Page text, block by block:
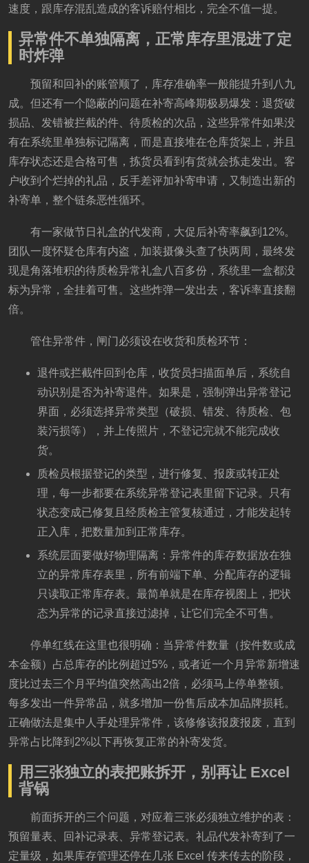
速度，跟库存混乱造成的客诉赔付相比，完全不值一提。
异常件不单独隔离，正常库存里混进了定
时炸弹
预留和回补的账管顺了，库存准确率一般能提升到八九
成。但还有一个隐蔽的问题在补寄高峰期极易爆发：退货破
损品、发错被拦截的件、待质检的次品，这些异常件如果没
有在系统里单独标记隔离，而是直接堆在仓库货架上，并且
库存状态还是合格可售，拣货员看到有货就会拣走发出。客
户收到个烂掉的礼品，反手差评加补寄申请，又制造出新的
补寄单，整个链条恶性循环。
有一家做节日礼盒的代发商，大促后补寄率飙到12%。
团队一度怀疑仓库有内盗，加装摄像头查了快两周，最终发
现是角落堆积的待质检异常礼盒八百多份，系统里一盒都没
标为异常，全挂着可售。这些炸弹一发出去，客诉率直接翻
倍。
管住异常件，闸门必须设在收货和质检环节：
退件或拦截件回到仓库，收货员扫描面单后，系统自
动识别是否为补寄退件。如果是，强制弹出异常登记
界面，必须选择异常类型（破损、错发、待质检、包
装污损等），并上传照片，不登记完就不能完成收
货。
质检员根据登记的类型，进行修复、报废或转正处
理，每一步都要在系统异常登记表里留下记录。只有
状态变成已修复且经质检主管复核通过，才能发起转
正入库，把数量加到正常库存。
系统层面要做好物理隔离：异常件的库存数据放在独
立的异常库存表里，所有前端下单、分配库存的逻辑
只读取正常库存表。最简单就是在库存视图上，把状
态为异常的记录直接过滤掉，让它们完全不可售。
停单红线在这里也很明确：当异常件数量（按件数或成
本金额）占总库存的比例超过5%，或者近一个月异常新增速
度比过去三个月平均值突然高出2倍，必须马上停单整顿。
每多发出一件异常品，就多增加一份售后成本加品牌损耗。
正确做法是集中人手处理异常件，该修修该报废报废，直到
异常占比降到2%以下再恢复正常的补寄发货。
用三张独立的表把账拆开，别再让 Excel
背锅
前面拆开的三个问题，对应着三张必须独立维护的表：
预留量表、回补记录表、异常登记表。礼品代发补寄到了一
定量级，如果库存管理还停在几张 Excel 传来传去的阶段，